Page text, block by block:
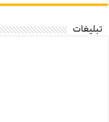
تبلیغات